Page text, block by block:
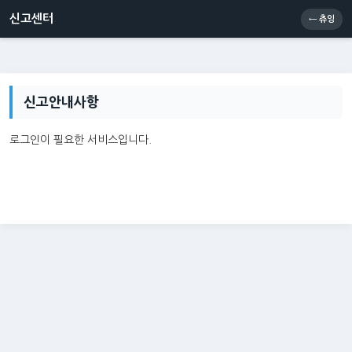
신고센터 메인
신고센터 ← 츄잉
신고안내사항
로그인이 필요한 서비스입니다.